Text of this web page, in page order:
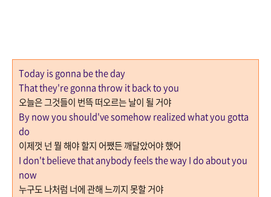
Today is gonna be the day
That they're gonna throw it back to you
오늘은 그것들이 번뜩 떠오르는 날이 될 거야
By now you should've somehow realized what you gotta
do
이제껏 넌 뭘 해야 할지 어쨌든 깨달았어야 했어
I don't believe that anybody feels the way I do about you
now
누구도 나처럼 너에 관해 느끼지 못할 거야